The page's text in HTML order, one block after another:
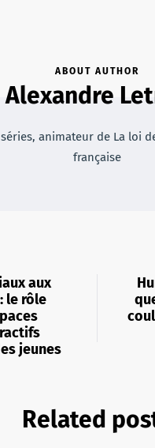
ABOUT AUTHOR
Alexandre
animateur de La loi
française
aux
le rôle
jeunes
Related